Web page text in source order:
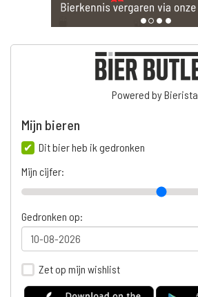
Powered by Bierista
Mijn bieren
Dit bier heb ik gedronken
Mijn cijfer:
Gedronken op:
Zet op mijn wishlist